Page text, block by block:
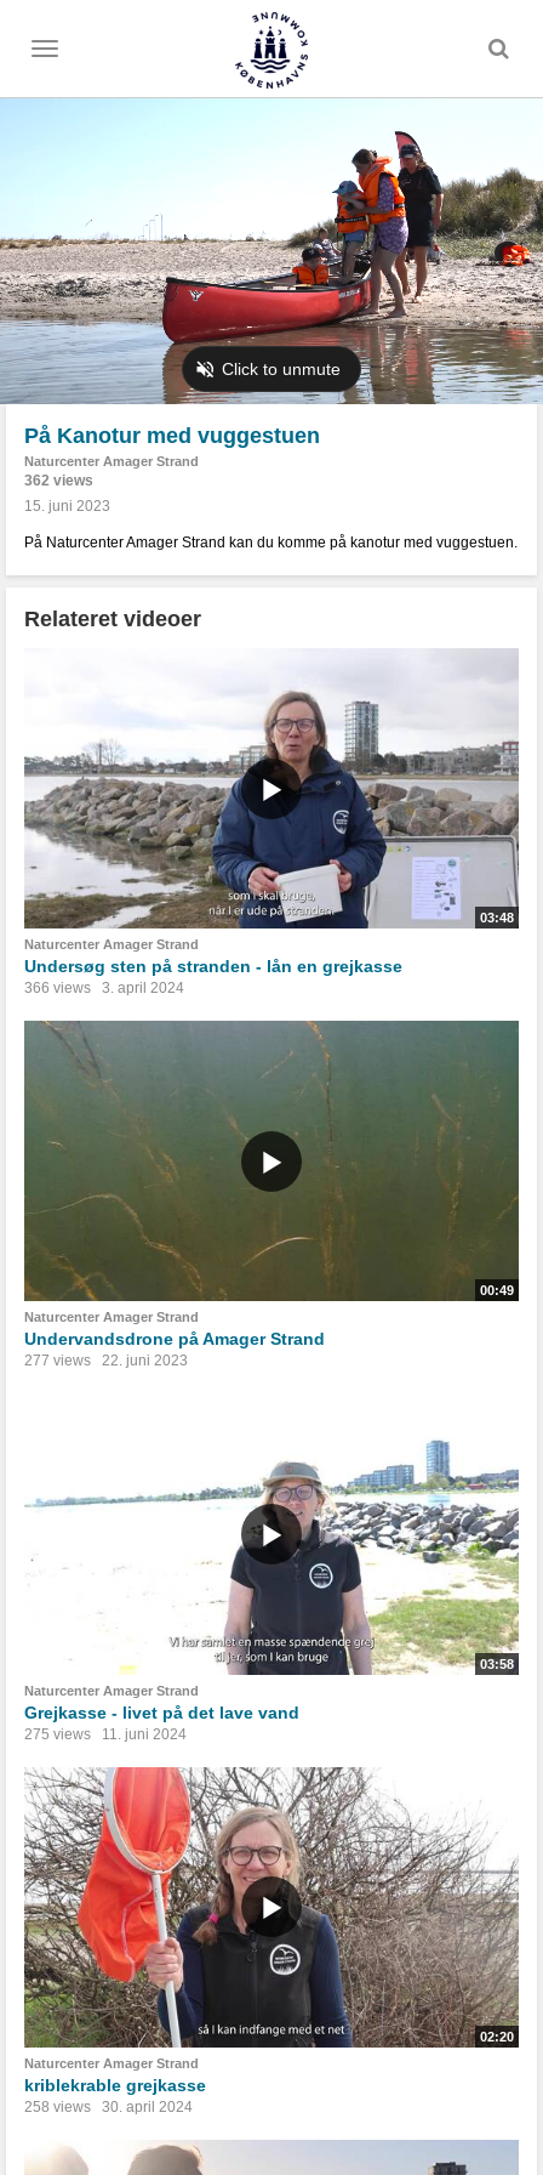
Toggle
På Kanotur med vuggestuen
Naturcenter Amager Strand
362 views
15. juni 2023
På Naturcenter Amager Strand kan du komme på kanotur med vuggestuen.
Relateret videoer
03:48
Naturcenter Amager Strand
Undersøg sten på stranden - lån en grejkasse
366 views 3. april 2024
00:49
Naturcenter Amager Strand
Undervandsdrone på Amager Strand
277 views 22. juni 2023
03:58
Naturcenter Amager Strand
Grejkasse - livet på det lave vand
275 views 11. juni 2024
02:20
Naturcenter Amager Strand
kriblekrable grejkasse
258 views 30. april 2024